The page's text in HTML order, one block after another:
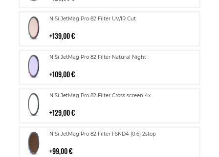
NiSi JetMag Pro 82 Filter UV/IR Cut
139,00 €
Lisää
NiSi JetMag Pro 82 Filter Natural Night
109,00 €
Lisää
NiSi JetMag Pro 82 Filter Cross screen 4x
129,00 €
Lisää
NiSi JetMag Pro 82 Filter FSND4 (0.6) 2stop
99,00 €
Lisää